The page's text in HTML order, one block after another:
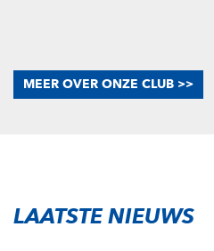
MEER OVER ONZE CLUB >>
LAATSTE NIEUWS